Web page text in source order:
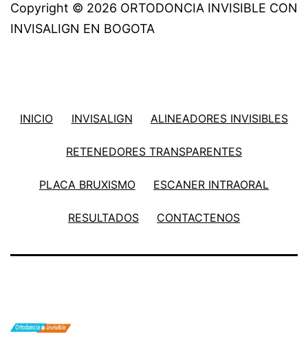
Copyright © 2026 ORTODONCIA INVISIBLE CON
INVISALIGN EN BOGOTA
INICIO INVISALIGN ALINEADORES INVISIBLES
RETENEDORES TRANSPARENTES
PLACA BRUXISMO ESCANER INTRAORAL
RESULTADOS CONTACTENOS